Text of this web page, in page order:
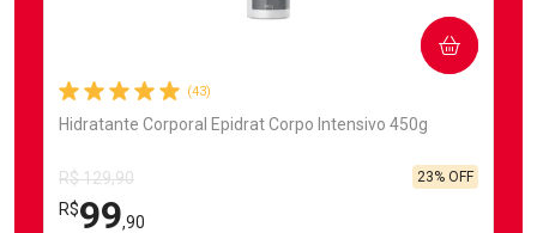
(43)
Hidratante Corporal Epidrat Corpo Intensivo 450g
R$ 129,90
R$99,90
23% OFF
COMPRAR